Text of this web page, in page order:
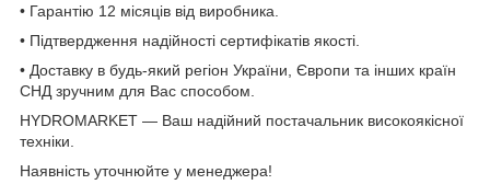
• Гарантію 12 місяців від виробника.
• Підтвердження надійності сертифікатів якості.
• Доставку в будь-який регіон України, Європи та інших країн
СНД зручним для Вас способом.
HYDROMARKET — Ваш надійний постачальник високоякісної
техніки.
Наявність уточнюйте у менеджера!